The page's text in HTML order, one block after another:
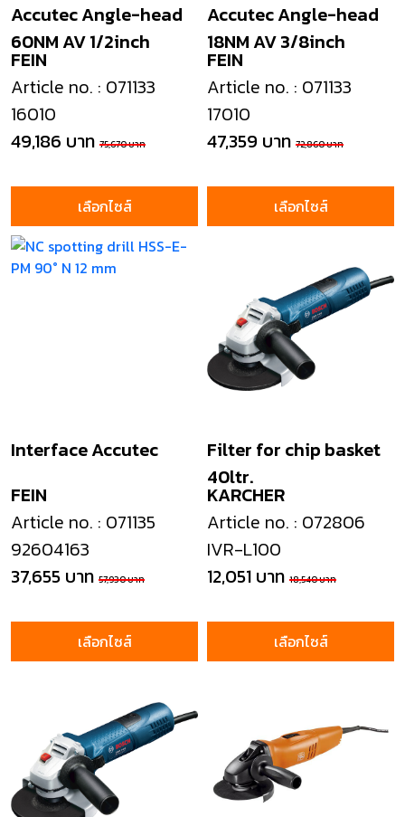
FEIN
Accutec Angle-head
60NM AV 1/2inch
Article no. : 071133
16010
49,186 บาท 75,670 บาท
เลือกไซส์
FEIN
Accutec Angle-head
18NM AV 3/8inch
Article no. : 071133
17010
47,359 บาท 72,860 บาท
เลือกไซส์
FEIN
Interface Accutec
Article no. : 071135
92604163
37,655 บาท 57,930 บาท
เลือกไซส์
KARCHER
Filter for chip basket
40ltr.
Article no. : 072806
IVR-L100
12,051 บาท 18,540 บาท
เลือกไซส์